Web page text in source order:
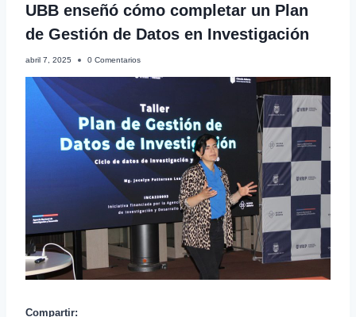
UBB enseñó cómo completar un Plan
de Gestión de Datos en Investigación
abril 7, 2025 0 Comentarios
Compartir: